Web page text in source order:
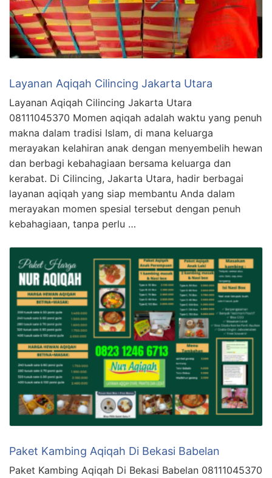
Layanan Aqiqah Cilincing Jakarta Utara
Layanan Aqiqah Cilincing Jakarta Utara
08111045370 Momen aqiqah adalah waktu yang penuh
makna dalam tradisi Islam, di mana keluarga
merayakan kelahiran anak dengan menyembelih hewan
dan berbagi kebahagiaan bersama keluarga dan
kerabat. Di Cilincing, Jakarta Utara, hadir berbagai
layanan aqiqah yang siap membantu Anda dalam
merayakan momen spesial tersebut dengan penuh
kebahagiaan, tanpa perlu …
Paket Kambing Aqiqah Di Bekasi Babelan
Paket Kambing Aqiqah Di Bekasi Babelan 08111045370